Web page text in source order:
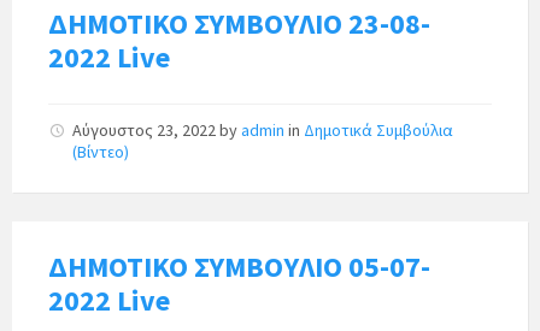
ΔΗΜΟΤΙΚΟ ΣΥΜΒΟΥΛΙΟ 23-08-
2022 Live
Αύγουστος 23, 2022byadmin in Δημοτικά Συμβούλια
(Βίντεο)
ΔΗΜΟΤΙΚΟ ΣΥΜΒΟΥΛΙΟ 05-07-
2022 Live